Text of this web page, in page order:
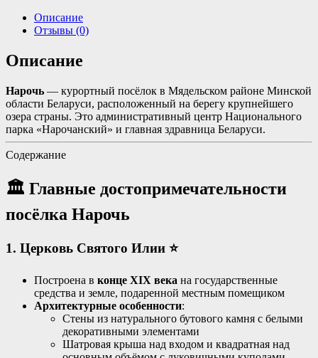
Описание
Отзывы (0)
Описание
Нарочь — курортный посёлок в Мядельском районе Минской
области Беларуси, расположенный на берегу крупнейшего
озера страны. Это административный центр Национального
парка «Нарочанский» и главная здравница Беларуси.
Содержание
🏛️ Главные достопримечательности
посёлка Нарочь
1. Церковь Святого Илии ⭐
Построена в конце XIX века на государственные
средства и земле, подаренной местным помещиком
Архитектурные особенности:
Стены из натурального бутового камня с белыми
декоративными элементами
Шатровая крыша над входом и квадратная над